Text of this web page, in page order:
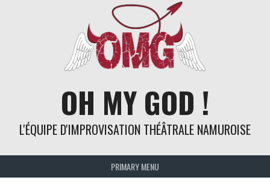
OH MY GOD !
L'ÉQUIPE D'IMPROVISATION THÉÂTRALE NAMUROISE
PRIMARY MENU